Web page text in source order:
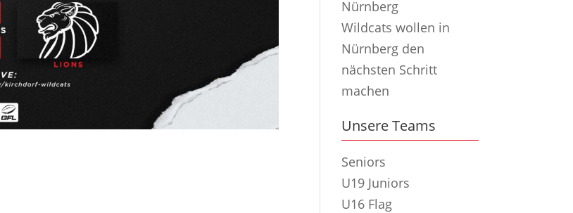
Nürnberg
Wildcats wollen in
Nürnberg den
nächsten Schritt
machen
Unsere Teams
Seniors
U19 Juniors
U16 Flag